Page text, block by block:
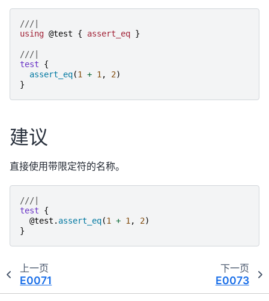
///|
using @test { assert_eq }
///|
test
{
assert_eq(1 + 1, 2)
}
建议
直接使用带限定符的名称。
///|
test
{
@test. assert_eq(1 + 1 , 2)
}
上一页
E0071
下一页
E0073